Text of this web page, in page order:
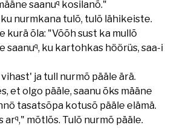
saanuq kosilanõ."
nurmkana tulõ, tulõ lähikeiste.
kurä õla: "Võõh sust ka mullõ
saanuq, ku kartohkas höörüs, saa-i
ja tull nurmõ pääle ärä.
et olgo pääle, saanu õks määne
tasatsõpa kotusõ pääle elämä.
arq," mõtlõs. Tulõ nurmõ pääle.